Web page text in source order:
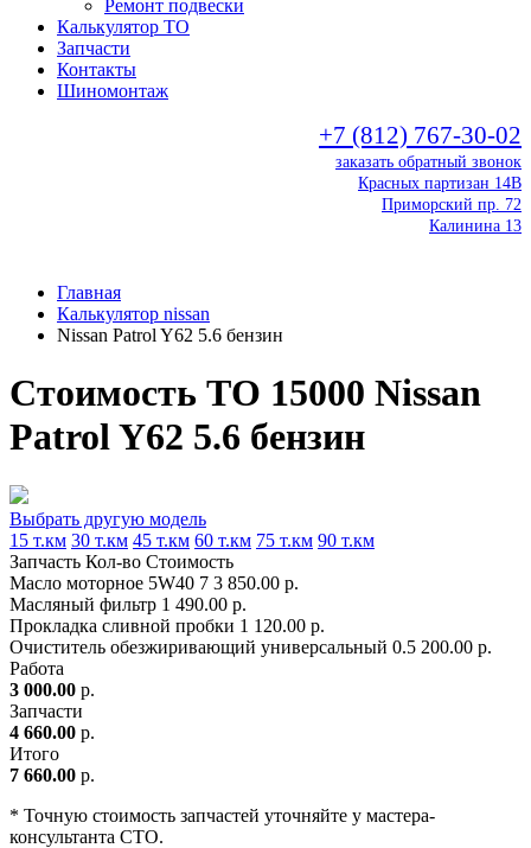
Ремонт подвески
Калькулятор ТО
Запчасти
Контакты
Шиномонтаж
+7 (812) 767-30-02
заказать обратный звонок
Красных партизан 14В
Приморский пр. 72
Калинина 13
Главная
Калькулятор nissan
Nissan Patrol Y62 5.6 бензин
Стоимость ТО 15000 Nissan
Patrol Y62 5.6 бензин
Выбрать другую модель
15 т.км 30 т.км 45 т.км 60 т.км 75 т.км 90 т.км
Запчасть Кол-во Стоимость
Масло моторное 5W40 7 3 850.00 р.
Масляный фильтр 1 490.00 р.
Прокладка сливной пробки 1 120.00 р.
Очиститель обезжиривающий универсальный 0.5 200.00 р.
Работа
3 000.00 р.
Запчасти
4 660.00 р.
Итого
7 660.00 р.
* Точную стоимость запчастей уточняйте у мастера-
консультанта СТО.